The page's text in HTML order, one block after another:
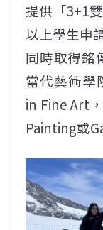
提供「3+1
以上學生申
同時取得銘
當代藝術學
in Fine Art
Painting或